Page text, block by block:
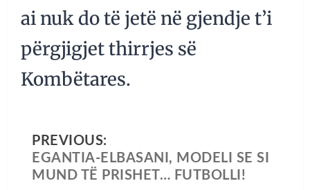
ai nuk do të jetë në gjendje t’i
përgjigjet thirrjes së
Kombëtares.
PREVIOUS:
EGANTIA-ELBASANI, MODELI SE SI
MUND TË PRISHET… FUTBOLLI!